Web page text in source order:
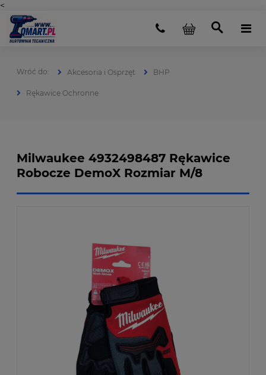
<
Akcesoria i Osprzęt BHP
Rękawice Ochronne
Milwaukee 4932498487 Rękawice
Robocze DemoX Rozmiar M/8